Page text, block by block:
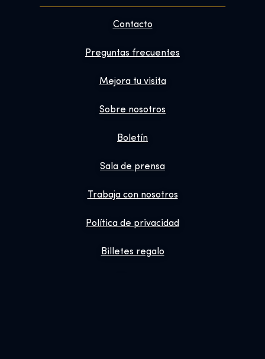
Contacto
Preguntas frecuentes
Mejora tu visita
Sobre nosotros
Boletín
Sala de prensa
Trabaja con nosotros
Política de privacidad
Billetes regalo